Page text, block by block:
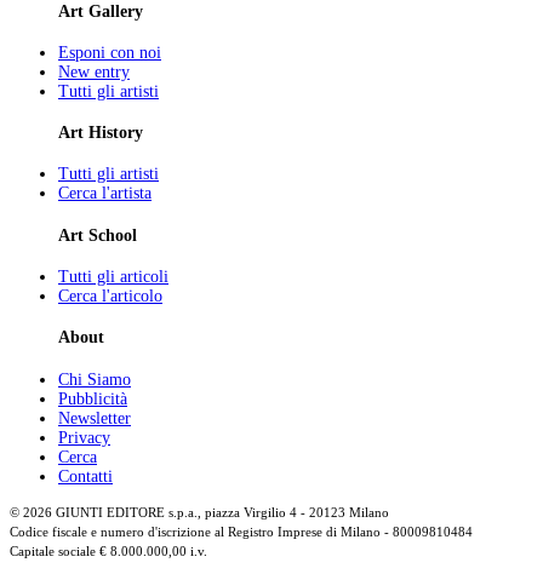
Art Gallery
Esponi con noi
New entry
Tutti gli artisti
Art History
Tutti gli artisti
Cerca l'artista
Art School
Tutti gli articoli
Cerca l'articolo
About
Chi Siamo
Pubblicità
Newsletter
Privacy
Cerca
Contatti
© 2026 GIUNTI EDITORE s.p.a., piazza Virgilio 4 - 20123 Milano
Codice fiscale e numero d'iscrizione al Registro Imprese di Milano - 80009810484
Capitale sociale € 8.000.000,00 i.v.